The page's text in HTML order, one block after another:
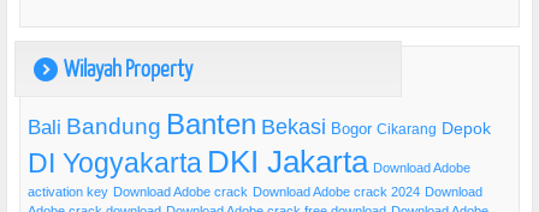
) Wilayah Property
Bali Bandung Banten Bekasi Bogor Cikarang Depok
DI Yogyakarta DKI Jakarta Download Adobe
activation key Download Adobe crack Download Adobe crack 2024 Download